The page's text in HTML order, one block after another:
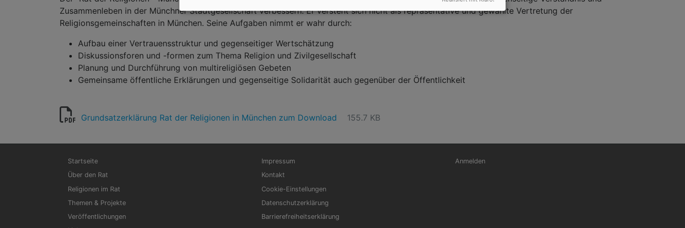
Zusammenleben in der Münchner Stadtgesellschaft verbessern. Er versteht sich nicht als repräsentative und gewählte Vertretung der
Religionsgemeinschaften in München. Seine Aufgaben nimmt er wahr durch:
Aufbau einer Vertrauensstruktur und gegenseitiger Wertschätzung
Diskussionsforen und -formen zum Thema Religion und Zivilgesellschaft
Planung und Durchführung von multireligiösen Gebeten
Gemeinsame öffentliche Erklärungen und gegenseitige Solidarität auch gegenüber der Öffentlichkeit
Grundsatzerklärung Rat der Religionen in München zum Download 155.7 KB
Hauptnavigation
Startseite
Über den Rat
Religionen im Rat
Themen & Projekte
Veröffentlichungen
Fußbereichsmenü
Impressum
Kontakt
Cookie-Einstellungen
Datenschutzerklärung
Barrierefreiheitserklärung
Benutzermenü
Anmelden